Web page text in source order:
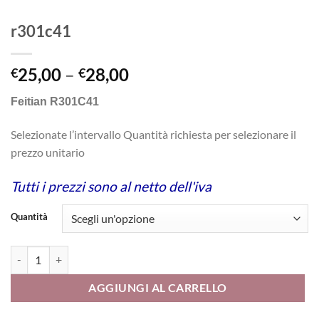
r301c41
€25,00 – €28,00
Feitian R301C41
Selezionate l’intervallo Quantità richiesta per selezionare il
prezzo unitario
Tutti i prezzi sono al netto dell'iva
Quantità
AGGIUNGI AL CARRELLO